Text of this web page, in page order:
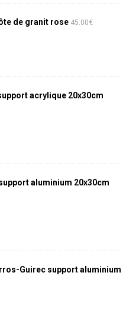
de granit rose 45.00€
acrylique 20x30cm
aluminium 20x30cm
Guirec support aluminium